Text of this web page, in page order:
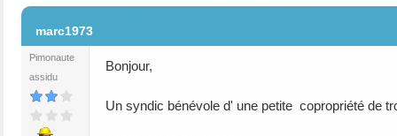
marc1973
Pimonaute
assidu
Bonjour,
Un syndic bénévole d' une petite copropriété de